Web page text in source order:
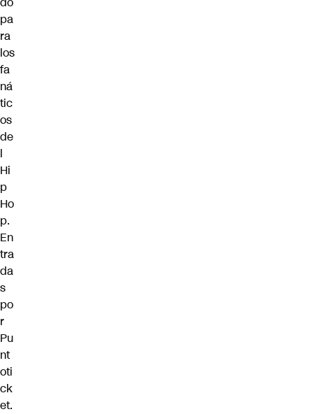
pa
ra
los
fa
ná
tic
os
de
l
Hi
p
Ho
p.
En
tra
da
s
po
r
Pu
nt
oti
ck
et.